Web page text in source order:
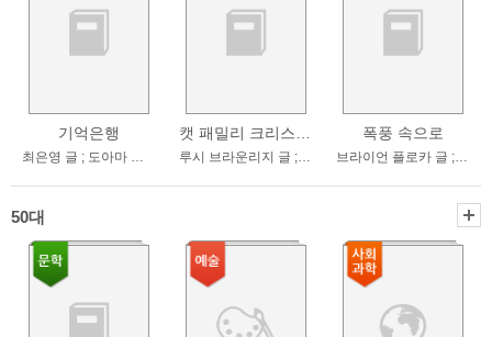
기억은행
최은영 글 ; 도아마 그림 루시 브라운리지 글 ; 서은영 그림
폭풍 속으로
브라이언 플로카 글 ; 시드니 스미스 그림 ; 김지은 옮김
50대